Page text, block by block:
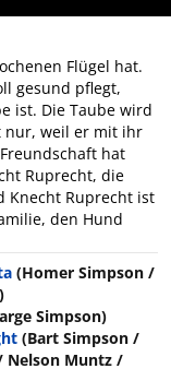
Flügel hat.
gesund pflegt,
ist. Die Taube wird
nur, weil er mit ihr
hat
Ruprecht, die
Knecht Ruprecht ist
den Hund
(Homer Simpson /
Simpson)
(Bart Simpson /
Nelson Muntz /